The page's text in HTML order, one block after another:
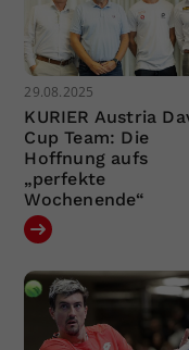
29.08.2025
KURIER Austria
Cup Team: Die
Hoffnung aufs
„perfekte
Wochenende“